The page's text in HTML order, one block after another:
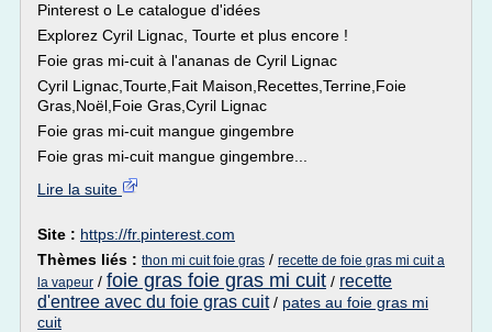
Pinterest o Le catalogue d'idées
Explorez Cyril Lignac, Tourte et plus encore !
Foie gras mi-cuit à l'ananas de Cyril Lignac
Cyril Lignac,Tourte,Fait Maison,Recettes,Terrine,Foie
Gras,Noël,Foie Gras,Cyril Lignac
Foie gras mi-cuit mangue gingembre
Foie gras mi-cuit mangue gingembre...
Lire la suite
Site : https://fr.pinterest.com
Thèmes liés : thon mi cuit foie gras / recette de foie gras mi cuit a
la vapeur / foie gras foie gras mi cuit / recette
d'entree avec du foie gras cuit/ pates au foie gras mi
cuit